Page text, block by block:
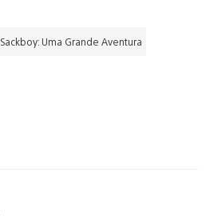
Sackboy: Uma Grande Aventura